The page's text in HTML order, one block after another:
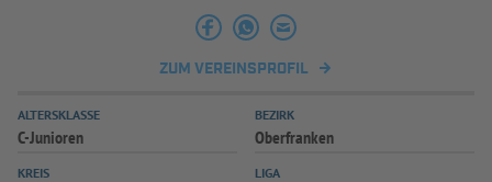
ZUM VEREINSPROFIL
ALTERSKLASSE
C-Junioren
BEZIRK
Oberfranken
KREIS LIGA